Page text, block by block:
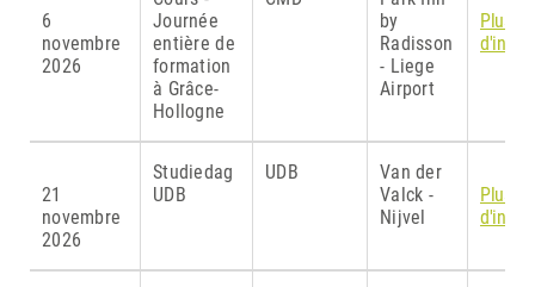
6
novembre
2026
Journée
entière de
formation
à Grâce-
Hollogne
by
Radisson
- Liege
Airport
Plus
21
novembre
2026
Studiedag
UDB
UDB
Van der
Valck -
Nijvel
Plus